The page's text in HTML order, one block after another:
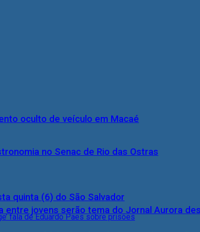
no Senac de Rio das Ostras
entre jovens serão tema do Jornal Aurora
oculto de veículo em Macaé
quinta (6) do São Salvador